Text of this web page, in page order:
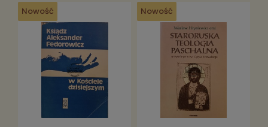
Nowość Nowość